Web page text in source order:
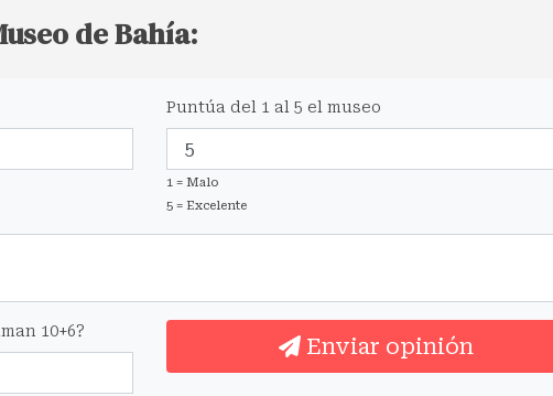
de Bahía:
Puntúa del 1 al 5 el museo
1 = Malo
5 = Excelente
10+6?
Enviar opinión